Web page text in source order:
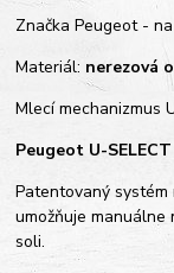
Značka Peugeot -
Materiál: nerezová
Mlecí mechanizmus
Peugeot U-SELECT
Patentovaný
umožňuje
soli.